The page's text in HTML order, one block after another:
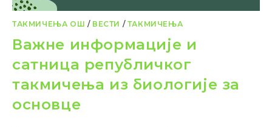
ТАКМИЧЕЊА ОШ / ВЕСТИ / ТАКМИЧЕЊА
Важне информације и
сатница републичког
такмичења из биологије за
основце